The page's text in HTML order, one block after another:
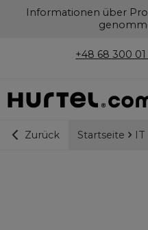
Informationen über
+48 68 300 01
Zurück Startseite IT